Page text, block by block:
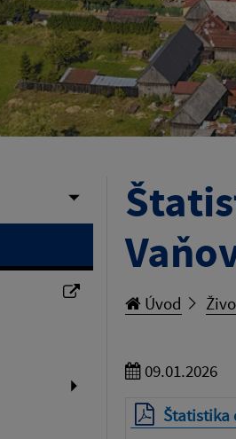
Úvod
09.01.2026
Štatistika